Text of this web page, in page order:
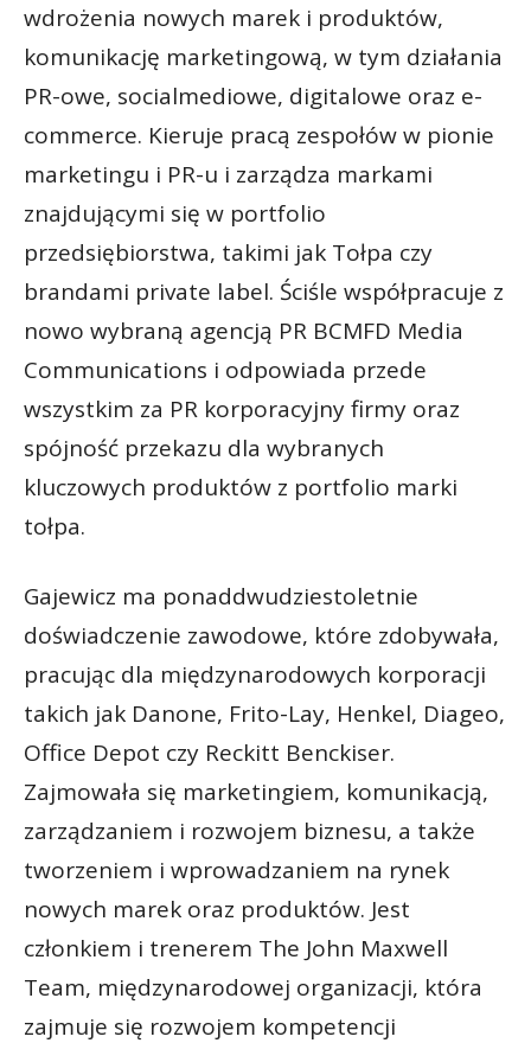
wdrożenia nowych marek i produktów,
komunikację marketingową, w tym działania
PR-owe, socialmediowe, digitalowe oraz e-
commerce. Kieruje pracą zespołów w pionie
marketingu i PR-u i zarządza markami
znajdującymi się w portfolio
przedsiębiorstwa, takimi jak Tołpa czy
brandami private label. Ściśle współpracuje z
nowo wybraną agencją PR BCMFD Media
Communications i odpowiada przede
wszystkim za PR korporacyjny firmy oraz
spójność przekazu dla wybranych
kluczowych produktów z portfolio marki
tołpa.
Gajewicz ma ponaddwudziestoletnie
doświadczenie zawodowe, które zdobywała,
pracując dla międzynarodowych korporacji
takich jak Danone, Frito-Lay, Henkel, Diageo,
Office Depot czy Reckitt Benckiser.
Zajmowała się marketingiem, komunikacją,
zarządzaniem i rozwojem biznesu, a także
tworzeniem i wprowadzaniem na rynek
nowych marek oraz produktów. Jest
członkiem i trenerem The John Maxwell
Team, międzynarodowej organizacji, która
zajmuje się rozwojem kompetencji